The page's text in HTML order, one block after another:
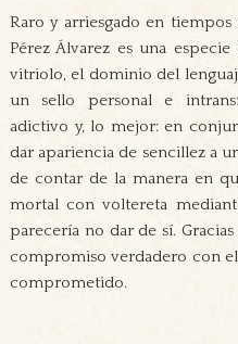
Raro y arriesgado en
Pérez Álvarez es una
vitriolo, el dominio del
un sello personal e
adictivo y, lo mejor: en
dar apariencia de sencillez a
de contar de la manera en
mortal con voltereta
parecería no dar de sí.
compromiso verdadero con
comprometido.